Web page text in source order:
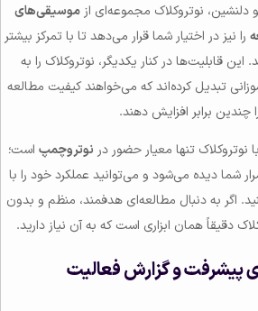
دلنشین، نوتروکلاک مجموعه‌ای از موسیقی‌های
را نیز در اختیار شما قرار می‌دهد تا با تمرکز بیشتر
این قابلیت‌ها در کنار یکدیگر، نوتروکلاک را به
تبدیل کرده‌اند که می‌خواهند کیفیت مطالعه
چندین برابر افزایش دهند.
نوتروکلاک تنها معیار حضور در نوتروچمپ است؛
شما دیده می‌شود و می‌توانید عملکرد خود را با
اگر به دنبال مطالعه‌ای هدفمند، منظم و بدون
دقیقاً همان ابزاری است که به آن نیاز دارید.